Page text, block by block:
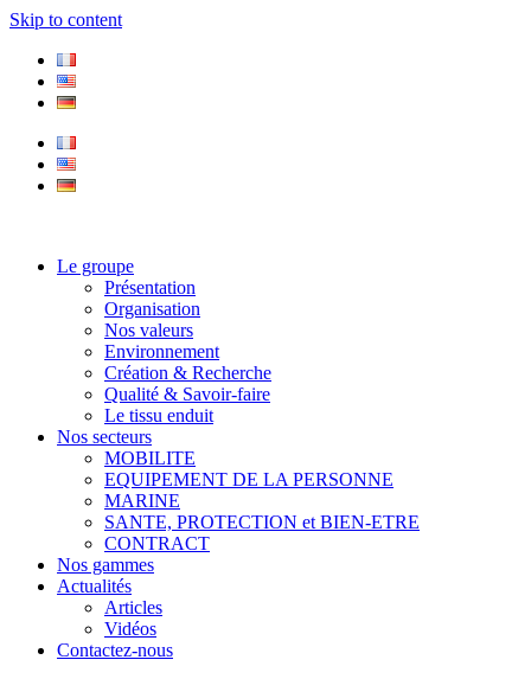
Skip to content
Le groupe
Présentation
Organisation
Nos valeurs
Environnement
Création & Recherche
Qualité & Savoir-faire
Le tissu enduit
Nos secteurs
MOBILITE
EQUIPEMENT DE LA PERSONNE
MARINE
SANTE, PROTECTION et BIEN-ETRE
CONTRACT
Nos gammes
Actualités
Articles
Vidéos
Contactez-nous